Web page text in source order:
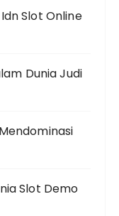
Slot Online
Dunia Judi
Slot Demo